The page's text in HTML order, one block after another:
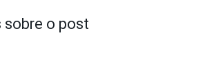
o post